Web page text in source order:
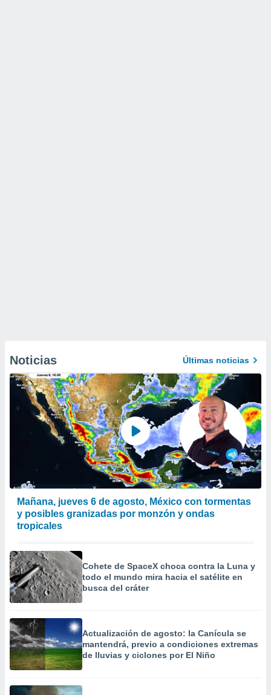
Noticias Últimas noticias
Mañana, jueves 6 de agosto, México con tormentas
y posibles granizadas por monzón y ondas
tropicales
Cohete de SpaceX choca contra la Luna y
todo el mundo mira hacia el satélite en
busca del cráter
Actualización de agosto: la Canícula se
mantendrá, previo a condiciones extremas
de lluvias y ciclones por El Niño